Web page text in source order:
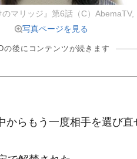
のマリッジ』第6話（C）AbemaTV,
写真ページを見る
の後にコンテンツが続きます
らもう一度相手を選び直